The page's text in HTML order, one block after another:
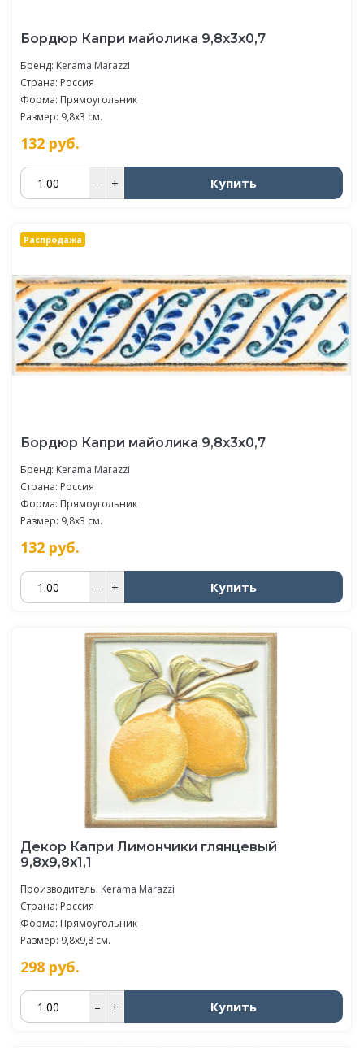
Бордюр Капри майолика 9,8x3x0,7
Бренд: Kerama Marazzi
Страна: Россия
Форма: Прямоугольник
Размер: 9,8x3 см.
132 руб.
– + Купить
Распродажа
Бордюр Капри майолика 9,8x3x0,7
Бренд: Kerama Marazzi
Страна: Россия
Форма: Прямоугольник
Размер: 9,8x3 см.
132 руб.
– + Купить
Декор Капри Лимончики глянцевый
9,8x9,8x1,1
Производитель: Kerama Marazzi
Страна: Россия
Форма: Прямоугольник
Размер: 9,8x9,8 см.
298 руб.
– + Купить